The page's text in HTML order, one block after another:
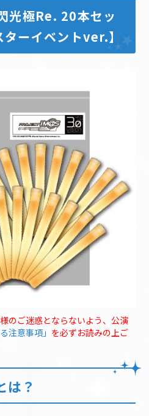
光極Re. 20本セッ
ーイベントver.】
のご迷惑とならないよう、公演
注意事項」 を必ずお読みの上ご
は？